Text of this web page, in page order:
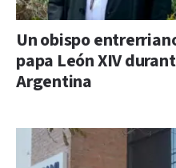
Un obispo
papa León XIV
Argentina